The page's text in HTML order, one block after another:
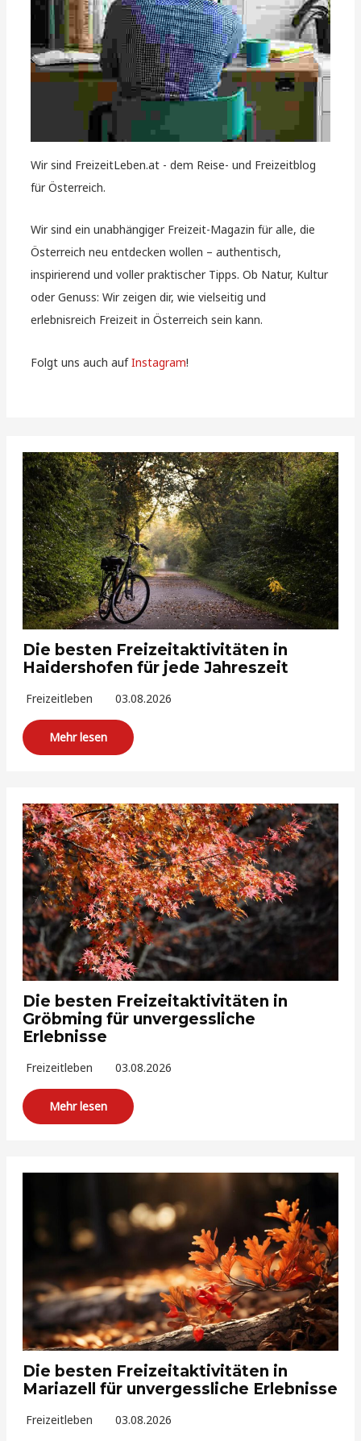
Wir sind FreizeitLeben.at - dem Reise- und Freizeitblog
für Österreich.
Wir sind ein unabhängiger Freizeit-Magazin für alle, die
Österreich neu entdecken wollen – authentisch,
inspirierend und voller praktischer Tipps. Ob Natur, Kultur
oder Genuss: Wir zeigen dir, wie vielseitig und
erlebnisreich Freizeit in Österreich sein kann.
Folgt uns auch aufInstagram!
Die besten Freizeitaktivitäten in
Haidershofen für jede Jahreszeit
Freizeitleben 03.08.2026
Mehr lesen
Die besten Freizeitaktivitäten in
Gröbming für unvergessliche
Erlebnisse
Freizeitleben 03.08.2026
Mehr lesen
Die besten Freizeitaktivitäten in
Mariazell für unvergessliche Erlebnisse
Freizeitleben 03.08.2026